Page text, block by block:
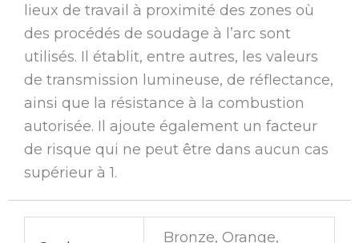
lieux de travail à proximité des zones où
des procédés de soudage à l’arc sont
utilisés. Il établit, entre autres, les valeurs
de transmission lumineuse, de réflectance,
ainsi que la résistance à la combustion
autorisée. Il ajoute également un facteur
de risque qui ne peut être dans aucun cas
supérieur à 1.
Bronze, Orange,